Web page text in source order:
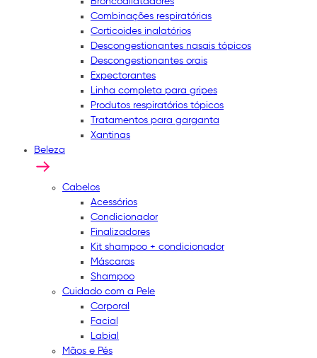
Combinações respiratórias
Corticoides inalatórios
Descongestionantes nasais tópicos
Descongestionantes orais
Expectorantes
Linha completa para gripes
Produtos respiratórios tópicos
Tratamentos para garganta
Xantinas
Beleza
Cabelos
Acessórios
Condicionador
Finalizadores
Kit shampoo + condicionador
Máscaras
Shampoo
Cuidado com a Pele
Corporal
Facial
Labial
Mãos e Pés